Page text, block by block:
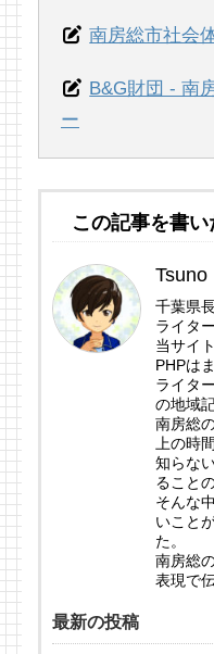
南房総市社会
B&G財団 - 南
ー
この記事を書
Tsuno
千葉県
ライタ
当サイ
PHPは
ライタ
の地域
南房総
上の時
知らな
ること
そんな
いこと
た。
南房総
表現で
最新の投稿